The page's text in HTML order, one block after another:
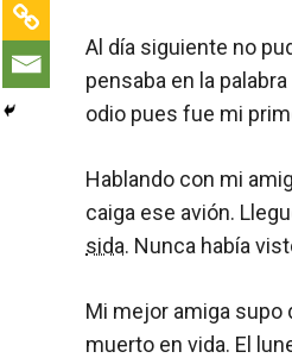
Al día siguiente no
pensaba en la
odio pues fue mi
Hablando con mi
caiga ese avión.
sida. Nunca había
Mi mejor amiga supo
muerto en vida. El